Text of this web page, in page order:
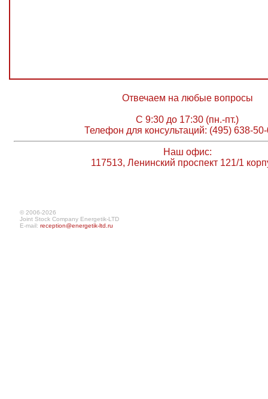
Отвечаем на любые вопросы
С 9:30 до 17:30 (пн.-пт.)
Телефон для консультаций: (495) 638-
Наш офис:
117513, Ленинский проспект 121/1
© 2006-2026
Joint Stock Company Energetik-LTD
E-mail: reception@energetik-ltd.ru